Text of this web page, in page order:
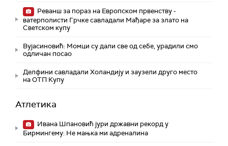
Реванш за пораз на Европском првенству -
ватерполисти Грчке савладали Мађаре за злато на
Светском купу
Вујасиновић: Момци су дали све од себе, урадили смо
одличан посао
Делфини савладали Холандију и заузели друго место
на ОТП Купу
Атлетика
Ивана Шпановић јури државни рекорд у
Бирмингему: Не мањка ми адреналина